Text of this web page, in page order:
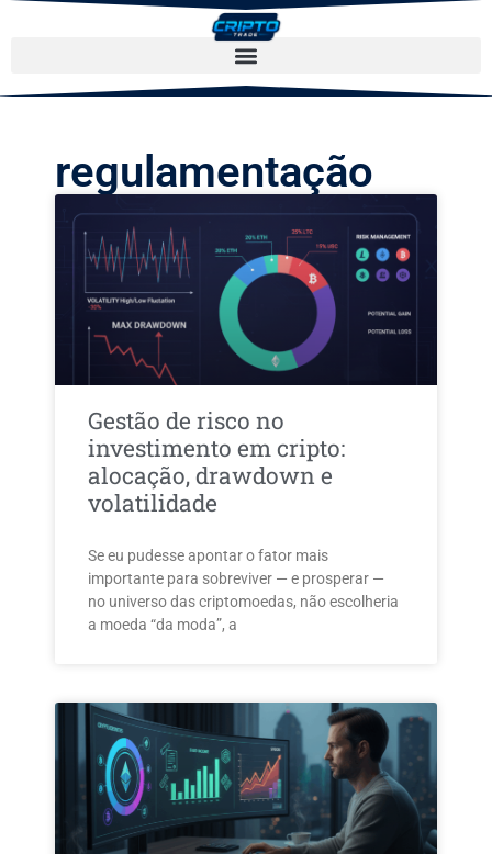
regulamentação
Gestão de risco no
investimento em cripto:
alocação, drawdown e
volatilidade
Se eu pudesse apontar o fator mais
importante para sobreviver — e prosperar —
no universo das criptomoedas, não escolheria
a moeda “da moda”, a